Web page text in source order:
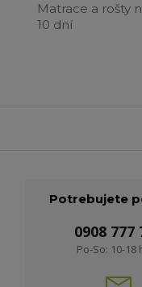
Matrace a rošty
10 dní
Potrebujete
0908 777
Po-So: 10-18